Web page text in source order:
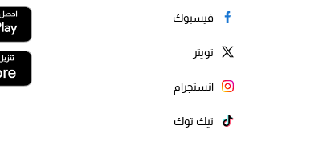
فيسبوك
تويتر
انستجرام
تيك توك